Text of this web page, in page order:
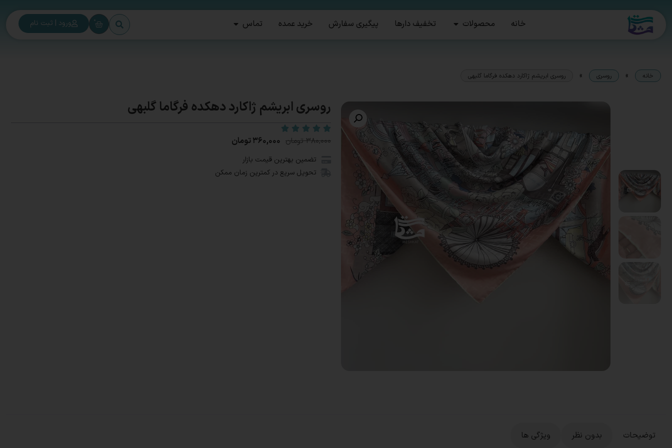
خانه محصولات تخفیف دارها پیگیری سفارش خرید عمده تماس 0 ورود | ثبت نام
خانه » روسری » روسری ابریشم ژاکارد دهکده فرگاما گلبهی
روسری ابریشم ژاکارد دهکده فرگاما گلبهی
۳۸۰,۰۰۰ تومان ۳۶۰,۰۰۰تومان
تضمین بهترین قیمت بازار
تحویل سریع در کمترین زمان ممکن
توضیحات بدون نظر
ویژگی ها